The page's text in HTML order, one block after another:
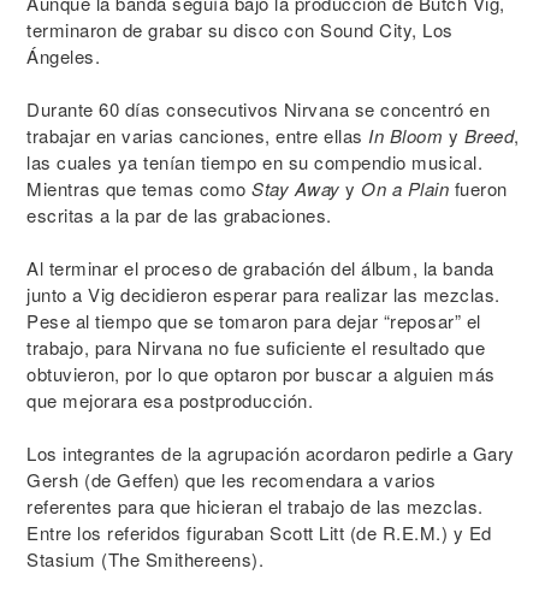
terminaron de grabar su disco con Sound City, Los
Ángeles.
Durante 60 días consecutivos Nirvana se concentró en
trabajar en varias canciones, entre ellas In Bloom y Breed,
las cuales ya tenían tiempo en su compendio musical.
Mientras que temas como Stay Away y On a Plain fueron
escritas a la par de las grabaciones.
Al terminar el proceso de grabación del álbum, la banda
junto a Vig decidieron esperar para realizar las mezclas.
Pese al tiempo que se tomaron para dejar “reposar” el
trabajo, para Nirvana no fue suficiente el resultado que
obtuvieron, por lo que optaron por buscar a alguien más
que mejorara esa postproducción.
Los integrantes de la agrupación acordaron pedirle a Gary
Gersh (de Geffen) que les recomendara a varios
referentes para que hicieran el trabajo de las mezclas.
Entre los referidos figuraban Scott Litt (de R.E.M.) y Ed
Stasium (The Smithereens).